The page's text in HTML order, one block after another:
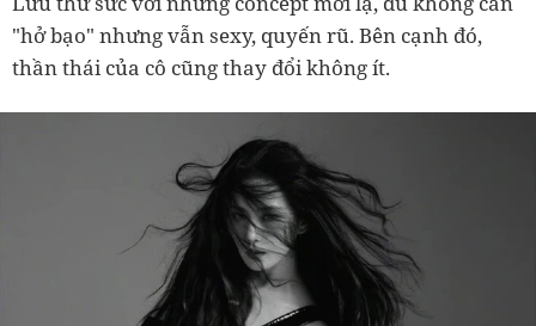
"hở bạo" nhưng vẫn sexy, quyến rũ. Bên cạnh đó,
thần thái của cô cũng thay đổi không ít.